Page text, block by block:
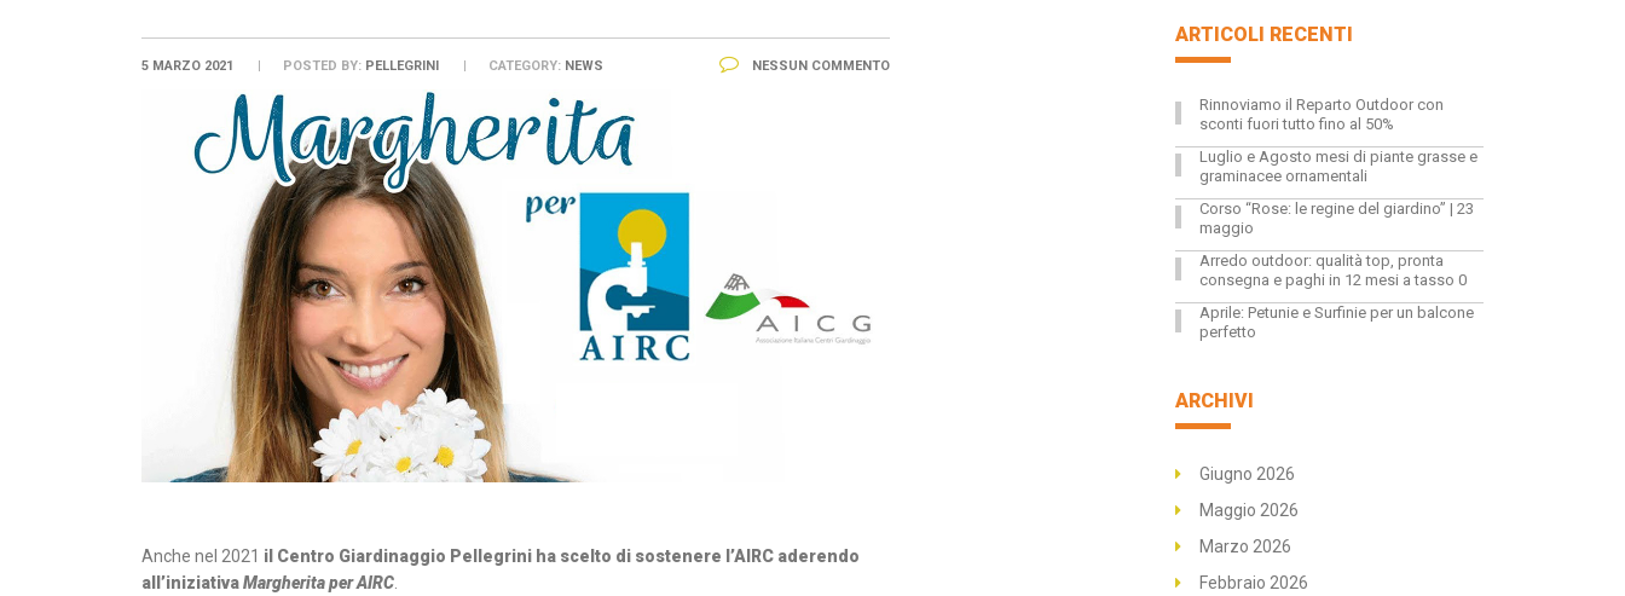
5 MARZO 2021 POSTED BY: PELLEGRINI CATEGORY: NEWS NESSUN COMMENTO
Anche nel 2021 il Centro Giardinaggio Pellegrini ha scelto di sostenere l’AIRC aderendo
all’iniziativaMargherita per AIRC
ARTICOLI RECENTI
Rinnoviamo il Reparto Outdoor con
sconti fuori tutto fino al 50%
Luglio e Agosto mesi di piante grasse e
graminacee ornamentali
Corso “Rose: le regine del giardino” | 23
maggio
Arredo outdoor: qualità top, pronta
consegna e paghi in 12 mesi a tasso 0
Aprile: Petunie e Surfinie per un balcone
perfetto
ARCHIVI
Giugno 2026
Maggio 2026
Marzo 2026
Febbraio 2026